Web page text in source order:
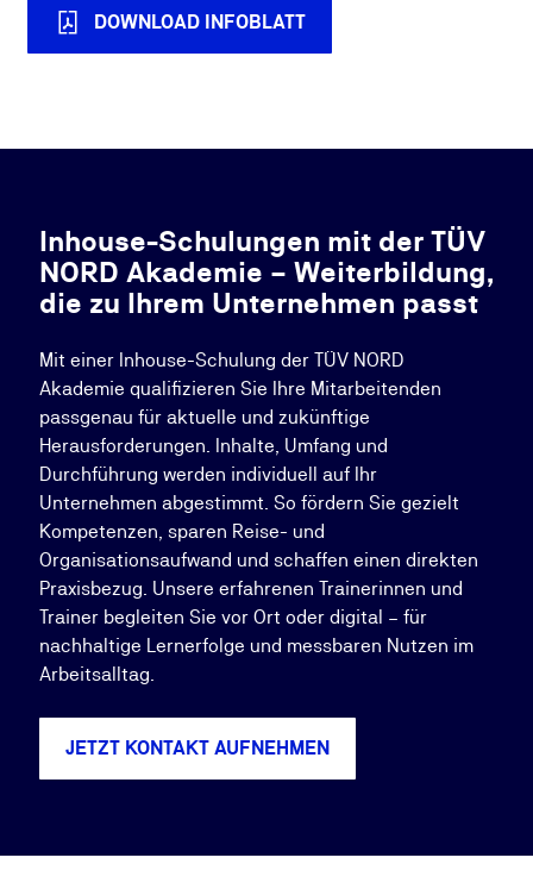
DOWNLOAD INFOBLATT
Inhouse-Schulungen mit der TÜV
NORD Akademie – Weiterbildung,
die zu Ihrem Unternehmen passt
Mit einer Inhouse-Schulung der TÜV NORD
Akademie qualifizieren Sie Ihre Mitarbeitenden
passgenau für aktuelle und zukünftige
Herausforderungen. Inhalte, Umfang und
Durchführung werden individuell auf Ihr
Unternehmen abgestimmt. So fördern Sie gezielt
Kompetenzen, sparen Reise- und
Organisationsaufwand und schaffen einen direkten
Praxisbezug. Unsere erfahrenen Trainerinnen und
Trainer begleiten Sie vor Ort oder digital – für
nachhaltige Lernerfolge und messbaren Nutzen im
Arbeitsalltag.
JETZT KONTAKT AUFNEHMEN